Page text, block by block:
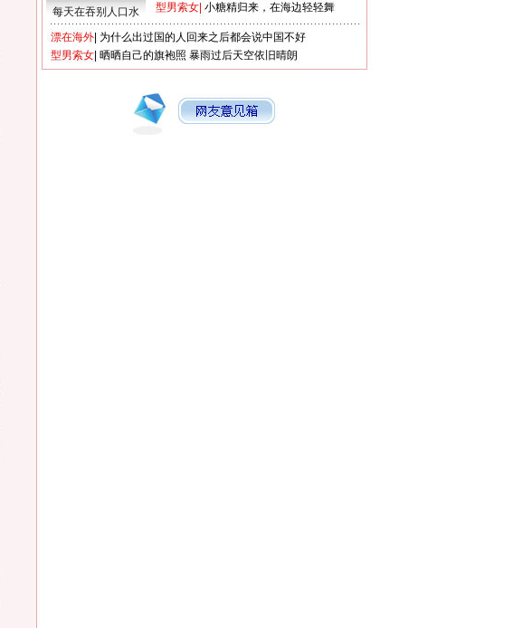
每天在吞别人口水
型男索女 小糖精归来，在海边轻轻舞
漂在海外 为什么出过国的人回来之后都会说中国不好
型男索女 晒晒自己的旗袍照 暴雨过后天空依旧晴朗